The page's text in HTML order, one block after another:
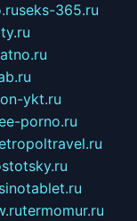
seks-365.ru
ykt.ru
porno.ru
termomur.ru